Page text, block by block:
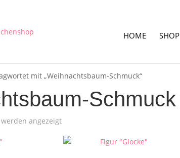
HOME SHOP
mit „Weihnachtsbaum-Schmuck“
Schmuck
angezeigt